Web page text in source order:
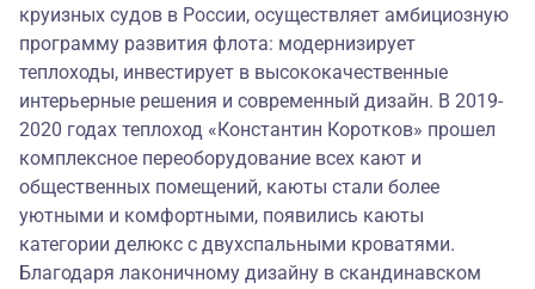
круизных судов в России, осуществляет амбициозную
программу развития флота: модернизирует
теплоходы, инвестирует в высококачественные
интерьерные решения и современный дизайн. В 2019-
2020 годах теплоход «Константин Коротков» прошел
комплексное переоборудование всех кают и
общественных помещений, каюты стали более
уютными и комфортными, появились каюты
категории делюкс с двухспальными кроватями.
Благодаря лаконичному дизайну в скандинавском